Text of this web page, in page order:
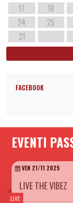
17 18
24
25
31
FACEBOOK
EVENTI
LIVE
VEN 21/11 2025
LIVE THE VIBEZ